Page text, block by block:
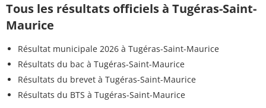
Tous les résultats officiels à Tugéras-Saint-
Maurice
Résultat municipale 2026 à Tugéras-Saint-Maurice
Résultats du bac à Tugéras-Saint-Maurice
Résultats du brevet à Tugéras-Saint-Maurice
Résultats du BTS à Tugéras-Saint-Maurice